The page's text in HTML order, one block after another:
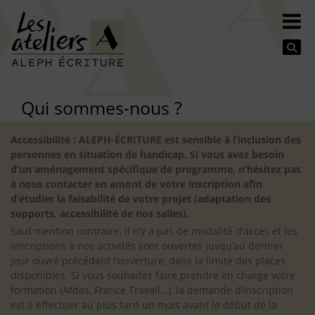
Qui sommes-nous ?
Accessibilité : ALEPH-ÉCRITURE est sensible à l’inclusion des
personnes en situation de handicap. Si vous avez besoin
d’un aménagement spécifique de programme, n’hésitez pas
à nous contacter en amont de votre inscription afin
d’étudier la faisabilité de votre projet (adaptation des
supports, accessibilité de nos salles).
Sauf mention contraire, il n’y a pas de modalité d’accès et les
inscriptions à nos activités sont ouvertes jusqu’au dernier
jour ouvré précédant l’ouverture, dans la limite des places
disponibles. Si vous souhaitez faire prendre en charge votre
formation (Afdas, France Travail…), la demande d’inscription
est à effectuer au plus tard un mois avant le début de la